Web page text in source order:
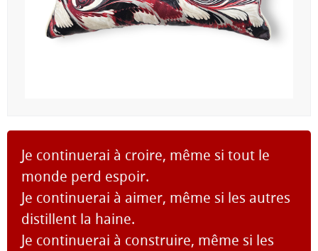
Je continuerai à croire, même si tout le
monde perd espoir.
Je continuerai à aimer, même si les autres
distillent la haine.
Je continuerai à construire, même si les